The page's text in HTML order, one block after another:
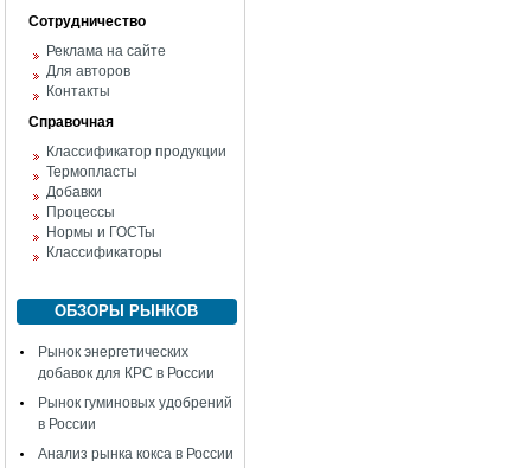
Сотрудничество
Реклама на сайте
Для авторов
Контакты
Справочная
Классификатор продукции
Термопласты
Добавки
Процессы
Нормы и ГОСТы
Классификаторы
ОБЗОРЫ РЫНКОВ
Рынок энергетических
добавок для КРС в России
Рынок гуминовых удобрений
в России
Анализ рынка кокса в России